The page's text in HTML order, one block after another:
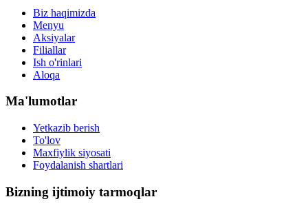
Biz haqimizda
Menyu
Aksiyalar
Filiallar
Ish o'rinlari
Aloqa
Ma'lumotlar
Yetkazib berish
To'lov
Maxfiylik siyosati
Foydalanish shartlari
Bizning ijtimoiy tarmoqlar